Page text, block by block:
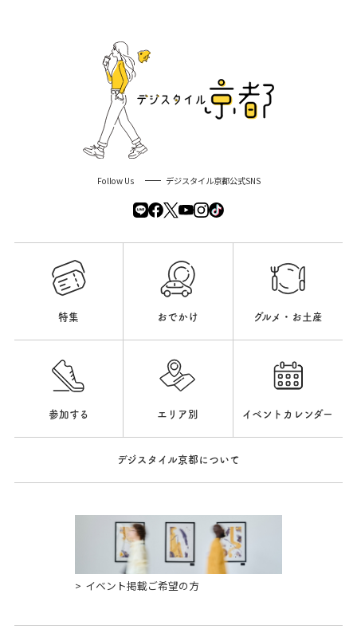
Follow Us デジスタイル京都公式SNS
特集 おでかけ グルメ・お土産
参加する エリア別 イベントカレンダー
デジスタイル京都について
イベント掲載ご希望の方